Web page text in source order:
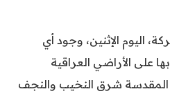
اليوم الإثنين، وجود أي
على الأراضي العراقية
المقدسة شرق النخيب والنجف